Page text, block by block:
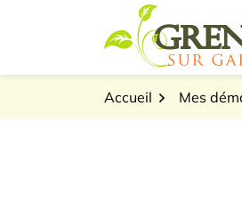
Accueil Mes